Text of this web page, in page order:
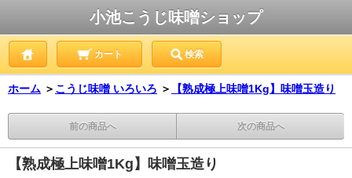
小池こうじ味噌ショップ
カート 検索
ホーム ＞ こうじ味噌 いろいろ ＞ 【熟成極上味噌1Kg】味噌玉造り
前の商品へ 次の商品へ
【熟成極上味噌1Kg】味噌玉造り